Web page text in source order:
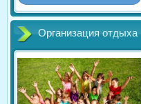
Организация отдыха